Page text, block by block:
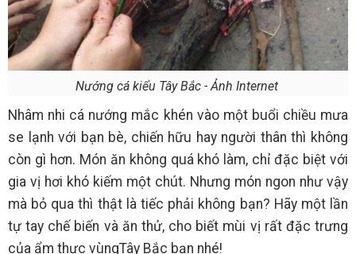
Nướng cá kiểu Tây Bắc - Ảnh Internet
Nhâm nhi cá nướng mắc khén vào một buổi chiều mưa
se lạnh với bạn bè, chiến hữu hay người thân thì không
còn gì hơn. Món ăn không quá khó làm, chỉ đặc biệt với
gia vị hơi khó kiếm một chút. Nhưng món ngon như vậy
mà bỏ qua thì thật là tiếc phải không bạn? Hãy một lần
tự tay chế biến và ăn thử, cho biết mùi vị rất đặc trưng
của ẩm thực vùngTây Bắc bạn nhé!